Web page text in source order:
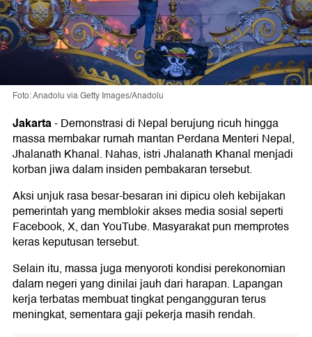
Foto: Anadolu via Getty Images/Anadolu
Jakarta-Demonstrasi di Nepal berujung ricuh hingga
massa membakar rumah mantan Perdana Menteri Nepal,
Jhalanath Khanal. Nahas, istri Jhalanath Khanal menjadi
korban jiwa dalam insiden pembakaran tersebut.
Aksi unjuk rasa besar-besaran ini dipicu oleh kebijakan
pemerintah yang memblokir akses media sosial seperti
Facebook, X, dan YouTube. Masyarakat pun memprotes
keras keputusan tersebut.
Selain itu, massa juga menyoroti kondisi perekonomian
dalam negeri yang dinilai jauh dari harapan. Lapangan
kerja terbatas membuat tingkat pengangguran terus
meningkat, sementara gaji pekerja masih rendah.